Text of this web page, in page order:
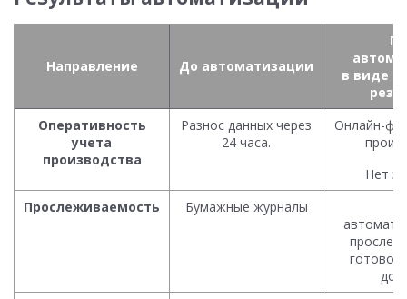
Направление До автоматизации
в виде
Оперативность
учета
производства
Разнос данных через
24 часа.
Онлайн-
Нет
Прослеживаемость
Бумажные журналы
готовой
до